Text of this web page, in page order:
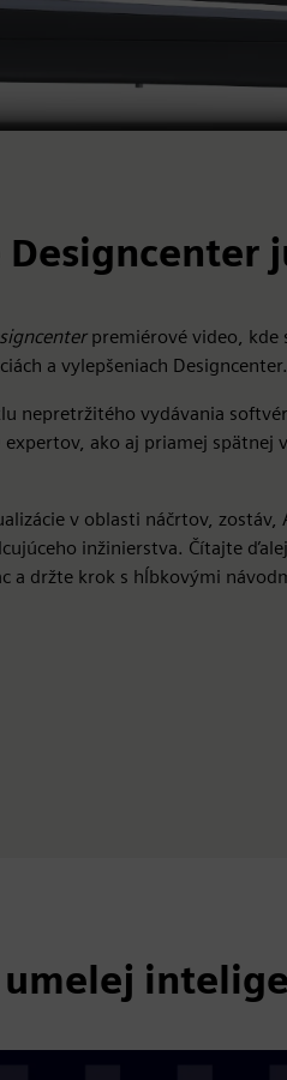
premiérové video, kde
a vylepšeniach Designcenter.
nepretržitého vydávania
expertov, ako aj priamej spätnej
v oblasti náčrtov, zostáv,
inžinierstva. Čítajte ďalej
a držte krok s hĺbkovými